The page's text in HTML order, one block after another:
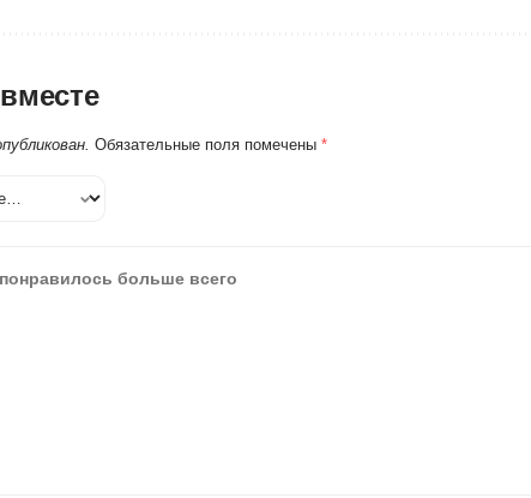
Обязательные поля помечены *